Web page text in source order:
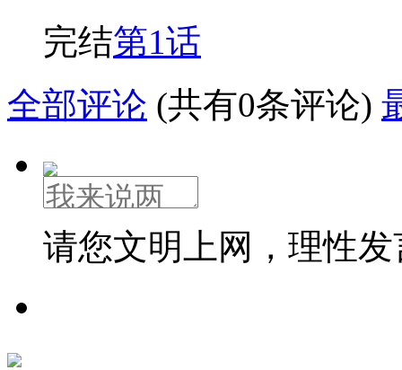
完结第1话
全部评论 (共有0条评论)
请您文明上网，理性